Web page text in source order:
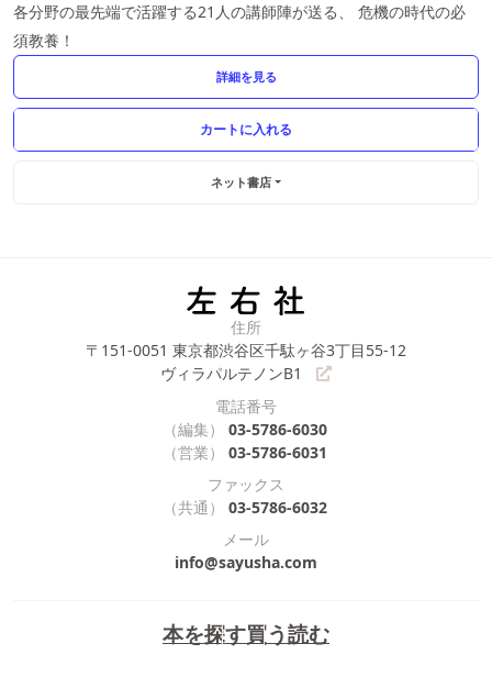
各分野の最先端で活躍する21人の講師陣が送る、 危機の時代の必
須教養！
詳細を見る
ネット書店
本を探す買う読む
住所
〒151-0051 東京都渋谷区千駄ヶ谷3丁目55-12
ヴィラパルテノンB1
電話番号
（編集）
03-5786-6030
（営業）
03-5786-6031
ファックス
（共通）
03-5786-6032
メール
info@sayusha.com